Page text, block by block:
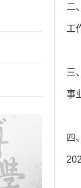
二
工
三
事
四